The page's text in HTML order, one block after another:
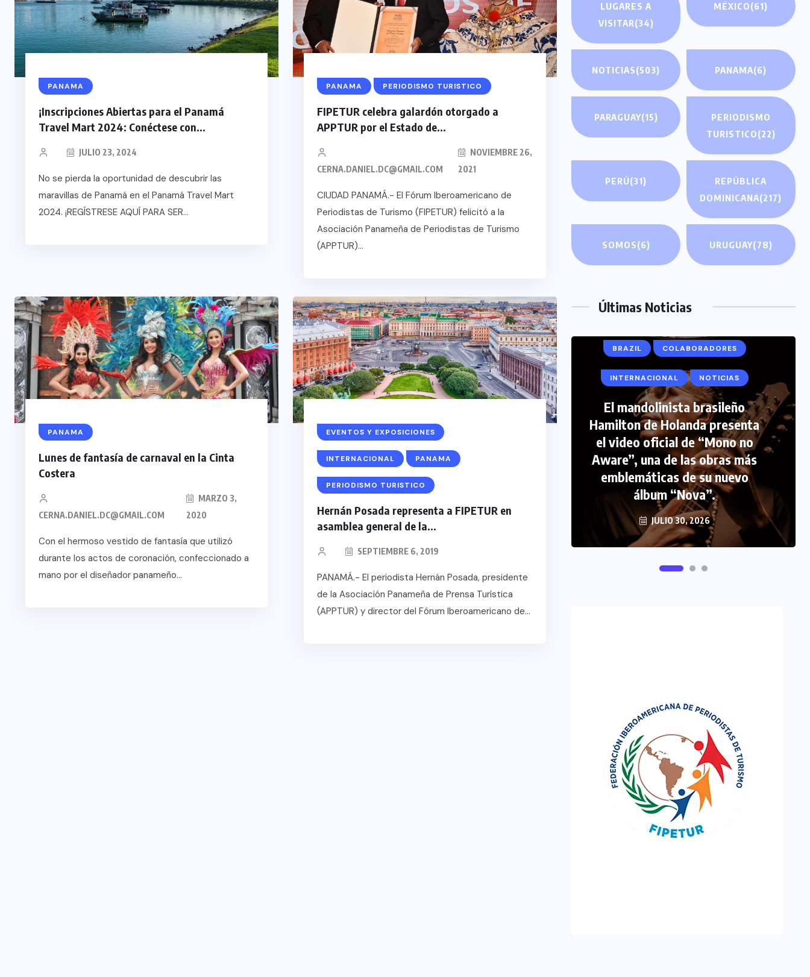
PANAMA
¡Inscripciones Abiertas para el Panamá
Travel Mart 2024: Conéctese con...
JULIO 23, 2024
No se pierda la oportunidad de descubrir las
maravillas de Panamá en el Panamá Travel Mart
2024. ¡REGÍSTRESE AQUÍ PARA SER...
PANAMA PERIODISMO TURISTICO
FIPETUR celebra galardón otorgado a
APPTUR por el Estado de...
CERNA.DANIEL.DC@GMAIL.COM
NOVIEMBRE 26,
2021
CIUDAD PANAMÁ.- El Fórum Iberoamericano de
Periodistas de Turismo (FIPETUR) felicitó a la
Asociación Panameña de Periodistas de Turismo
(APPTUR)...
PANAMA
Lunes de fantasía de carnaval en la Cinta
Costera
CERNA.DANIEL.DC@GMAIL.COM
MARZO 3,
2020
Con el hermoso vestido de fantasía que utilizó
durante los actos de coronación, confeccionado a
mano por el diseñador panameño...
EVENTOS Y EXPOSICIONES
INTERNACIONAL PANAMA
PERIODISMO TURISTICO
Hernán Posada representa a FIPETUR en
asamblea general de la...
SEPTIEMBRE 6, 2019
PANAMÁ.- El periodista Hernán Posada, presidente
de la Asociación Panameña de Prensa Turística
(APPTUR) y director del Fórum Iberoamericano de...
LUGARES A
VISITAR(34)
MÉXICO(61)
NOTICIAS(503) PANAMA(6)
PARAGUAY(15)
PERIODISMO
TURISTICO(22)
PERÚ(31)
REPÚBLICA
DOMINICANA(217)
SOMOS(6) URUGUAY(78)
Últimas Noticias
con
COLABORADORES MÉXICO
NOTICIAS
EL FIN DEL MILAGRO
BANCARROTA TURÍSTICA
PLANEACIÓN
JUNIO 24, 2026
BRAZIL COLABORADORES
INTERNACIONAL NOTICIAS
El mandolinista brasileño
Hamilton de Holanda presenta
el video oficial de “Mono no
Aware”, una de las obras más
emblemáticas de su nuevo
álbum “Nova”.
JULIO 30, 2026
COLABORADORES
INTERNACIONAL NOTICIAS
PERIODISMO TURISTICO
FIPETUR se solidariza con
Venezuela
JUNIO 29, 2026